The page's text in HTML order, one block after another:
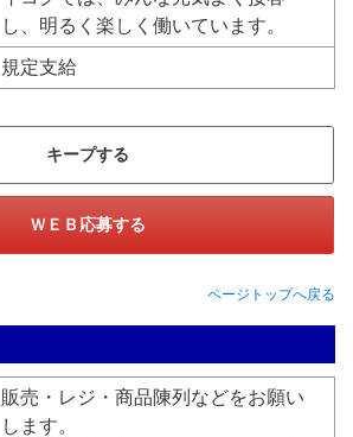
し、明るく楽しく働いています。
規定支給
キープする
ＷＥＢ応募する
ページトップへ戻る
販売・レジ・商品陳列などをお願い
します。